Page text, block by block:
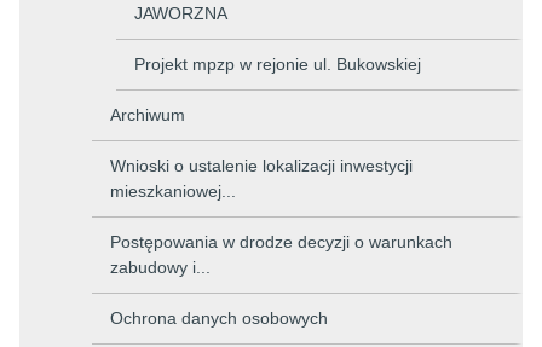
JAWORZNA
Projekt mpzp w rejonie ul. Bukowskiej
Archiwum
Wnioski o ustalenie lokalizacji inwestycji
mieszkaniowej...
Postępowania w drodze decyzji o warunkach
zabudowy i...
Ochrona danych osobowych